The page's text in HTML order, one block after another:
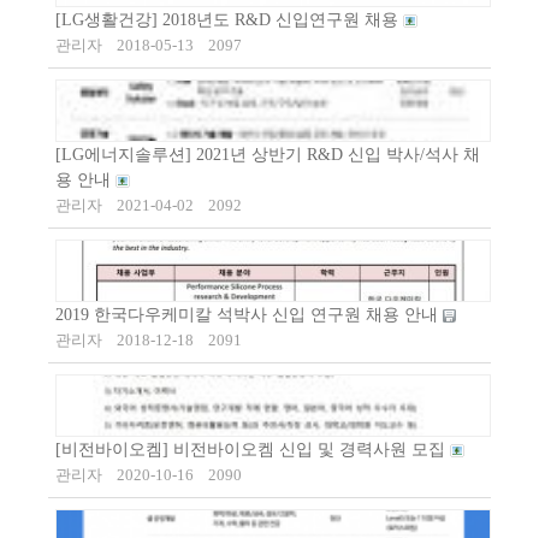
[LG생활건강] 2018년도 R&D 신입연구원 채용
관리자
2018-05-13 2097
[LG에너지솔루션] 2021년 상반기 R&D 신입 박사/석사 채
용 안내
관리자
2021-04-02 2092
2019 한국다우케미칼 석박사 신입 연구원 채용 안내
관리자
2018-12-18 2091
[비전바이오켐] 비전바이오켐 신입 및 경력사원 모집
관리자
2020-10-16 2090